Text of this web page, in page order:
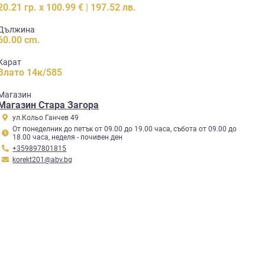
гр. x 100.99 € | 197.52 лв.
cm.
14к/585
Стара Загора
ул.Кольо Ганчев 49
От понеделник до петък от 09.00 до 19.00 часа, събота от 09.00 до
18.00 часа, неделя - почивен ден
+359897801815
korekt201@abv.bg